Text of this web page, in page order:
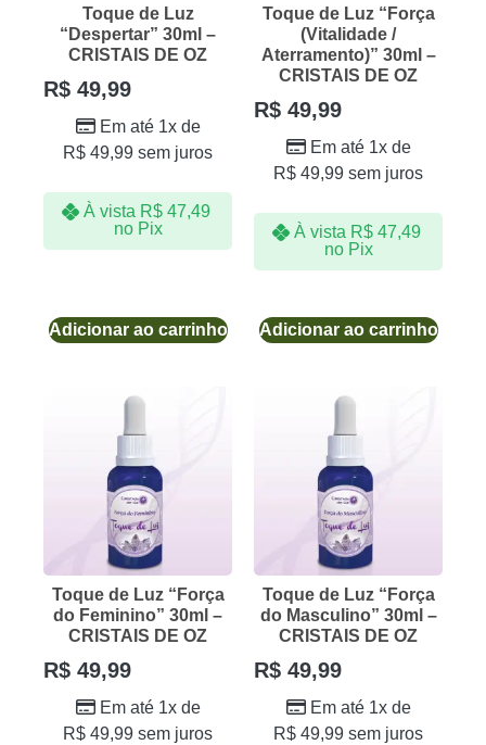
Toque de Luz
“Despertar” 30ml –
CRISTAIS DE OZ
R$ 49,99
Em até 1x de
R$ 49,99 sem juros
À vista R$47,49
no Pix
Adicionar ao carrinho
Toque de Luz “Força
(Vitalidade /
Aterramento)” 30ml –
CRISTAIS DE OZ
R$ 49,99
Em até 1x de
R$ 49,99 sem juros
À vista R$47,49
no Pix
Adicionar ao carrinho
Toque de Luz “Força
do Feminino” 30ml –
CRISTAIS DE OZ
R$ 49,99
Em até 1x de
R$ 49,99 sem juros
Toque de Luz “Força
do Masculino” 30ml –
CRISTAIS DE OZ
R$ 49,99
Em até 1x de
R$ 49,99 sem juros